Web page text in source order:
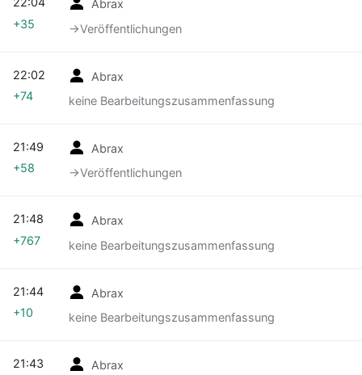
Abrax
→‎Veröffentlichungen
+35
Abrax
keine Bearbeitungszusammenfassung
22:02
+74
Abrax
→‎Veröffentlichungen
21:49
+58
Abrax
keine Bearbeitungszusammenfassung
21:48
+767
Abrax
keine Bearbeitungszusammenfassung
21:44
+10
Abrax
21:43